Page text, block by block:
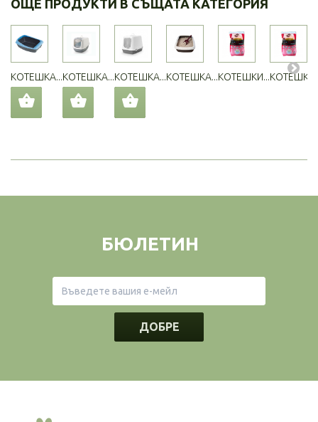
ОЩЕ ПРОДУКТИ В СЪЩАТА КАТЕГОРИЯ
КОТЕШКА...КОТЕШКА...КОТЕШКА...КОТЕШКА...КОТЕШКИ...
БЮЛЕТИН
ДОБРЕ